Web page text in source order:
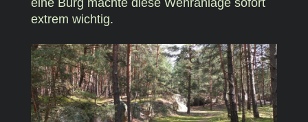
eine Burg machte diese Wehranlage sofort
extrem wichtig.